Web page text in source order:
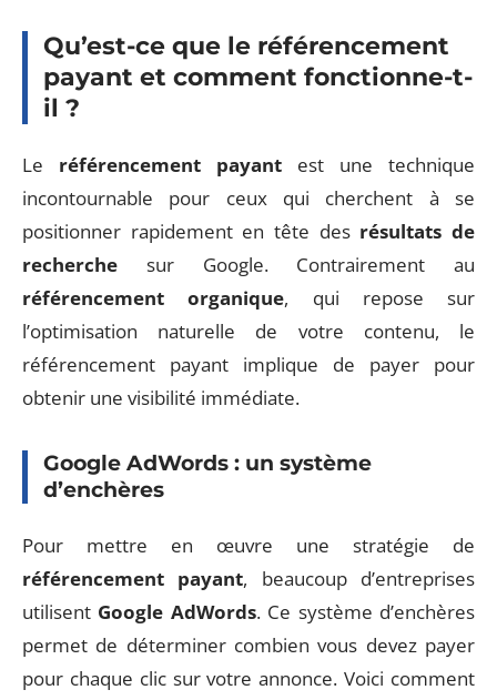
Qu’est-ce que le référencement
payant et comment fonctionne-t-
il ?
Le référencement payant est une technique
incontournable pour ceux qui cherchent à se
positionner rapidement en tête des résultats de
recherche sur Google. Contrairement au
référencement organique, qui repose sur
l’optimisation naturelle de votre contenu, le
référencement payant implique de payer pour
obtenir une visibilité immédiate.
Google AdWords : un système
d’enchères
Pour mettre en œuvre une stratégie de
référencement payant, beaucoup d’entreprises
utilisent Google AdWords. Ce système d’enchères
permet de déterminer combien vous devez payer
pour chaque clic sur votre annonce. Voici comment